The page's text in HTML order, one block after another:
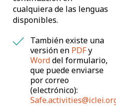
cualquiera de las lenguas
disponibles.
También existe una
versión en PDFy
Worddel formulario,
que puede enviarse
por correo
(electrónico):